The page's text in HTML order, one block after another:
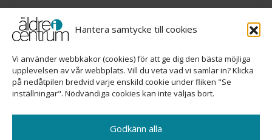
Hantera samtycke till cookies
Vi använder webbkakor (cookies) för att ge dig den bästa möjliga
upplevelsen av vår webbplats. Vill du veta vad vi samlar in? Klicka
på nedåtpilen bredvid varje enskild cookie under fliken "Se
inställningar". Nödvändiga cookies kan inte väljas bort.
Godkänn alla
Riksföreningen för sjuksköterskor inom äldre- och
demensvård
Nationellt kompetenscentrum anhöriga